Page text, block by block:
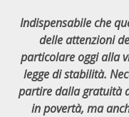
Indispensabile che
delle attenzioni
particolare oggi alla
legge di stabilità.
partire dalla gratuità
in povertà, ma